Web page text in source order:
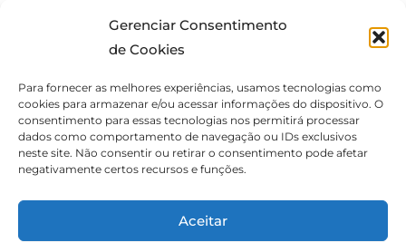
Gerenciar Consentimento
de Cookies
Para fornecer as melhores experiências, usamos tecnologias como
cookies para armazenar e/ou acessar informações do dispositivo. O
consentimento para essas tecnologias nos permitirá processar
dados como comportamento de navegação ou IDs exclusivos
neste site. Não consentir ou retirar o consentimento pode afetar
negativamente certos recursos e funções.
Aceitar